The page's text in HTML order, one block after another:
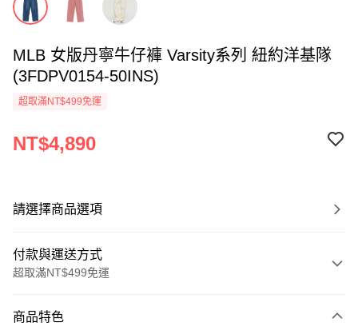
MLB 女版丹寧牛仔褲 Varsity系列 紐約洋基隊
(3FDPV0154-50INS)
超取滿NT$499免運
NT$4,890
請選擇商品選項
付款與運送方式
超取滿NT$499免運
信用卡一次付款
商品特色